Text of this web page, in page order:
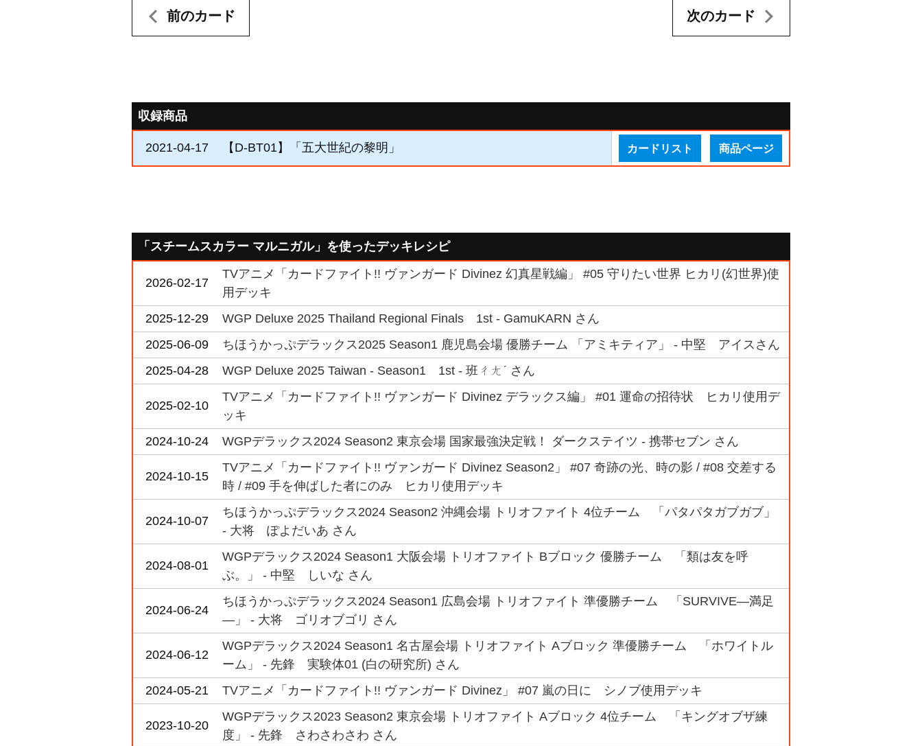
前のカード 次のカード
収録商品
2021-04-17 【D-BT01】「五大世紀の黎明」 カードリスト 商品ページ
「スチームスカラー マルニガル」を使ったデッキレシピ
2026-02-17
TVアニメ「カードファイト!! ヴァンガード Divinez 幻真星戦編」 #05 守りたい世界 ヒカリ(幻世界)使
用デッキ
2025-12-29
WGP Deluxe 2025 Thailand Regional Finals 1st - GamuKARN さん
2025-06-09
ちほうかっぷデラックス2025 Season1 鹿児島会場 優勝チーム 「アミキティア」 - 中堅 アイスさん
2025-04-28
WGP Deluxe 2025 Taiwan - Season1 1st - 班ㄔㄤˊ さん
2025-02-10
TVアニメ「カードファイト!! ヴァンガード Divinez デラックス編」 #01 運命の招待状 ヒカリ使用デ
ッキ
2024-10-24
WGPデラックス2024 Season2 東京会場 国家最強決定戦！ ダークステイツ - 携帯セブン さん
2024-10-15
TVアニメ「カードファイト!! ヴァンガード Divinez Season2」 #07 奇跡の光、時の影 / #08 交差する
時 / #09 手を伸ばした者にのみ ヒカリ使用デッキ
2024-10-07
ちほうかっぷデラックス2024 Season2 沖縄会場 トリオファイト 4位チーム 「パタパタガブガブ」
- 大将 ぽよだいあ さん
2024-08-01
WGPデラックス2024 Season1 大阪会場 トリオファイト Bブロック 優勝チーム 「類は友を呼
ぶ。」 - 中堅 しいな さん
2024-06-24
ちほうかっぷデラックス2024 Season1 広島会場 トリオファイト 準優勝チーム 「SURVIVE―満足
―」 - 大将 ゴリオブゴリ さん
2024-06-12
WGPデラックス2024 Season1 名古屋会場 トリオファイト Aブロック 準優勝チーム 「ホワイトル
ーム」 - 先鋒 実験体01 (白の研究所) さん
2024-05-21
TVアニメ「カードファイト!! ヴァンガード Divinez」 #07 嵐の日に シノブ使用デッキ
2023-10-20
WGPデラックス2023 Season2 東京会場 トリオファイト Aブロック 4位チーム 「キングオブザ練
度」 - 先鋒 さわさわさわ さん